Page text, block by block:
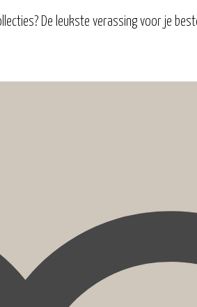
De leukste verassing voor je